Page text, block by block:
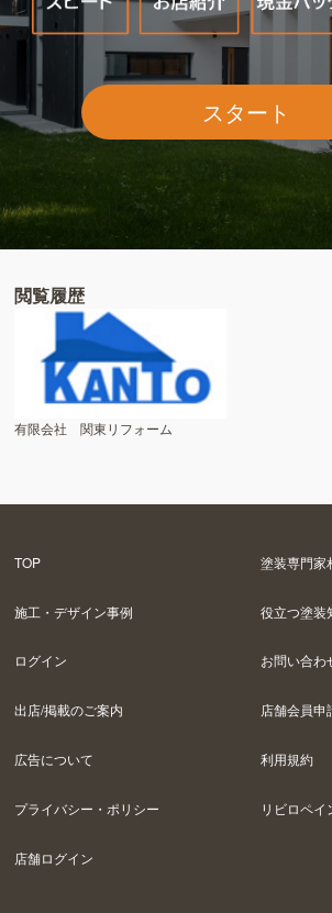
スタート
閲覧履歴
有限会社 関東リフォーム
TOP 塗装専門家
施工・デザイン事例 役立つ塗装
ログイン お問い合わ
出店/掲載のご案内 店舗会員申
広告について 利用規約
プライバシー・ポリシー リビロペイ
店舗ログイン